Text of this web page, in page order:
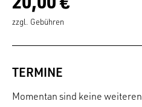
zzgl. Gebühren
TERMINE
Momentan sind keine